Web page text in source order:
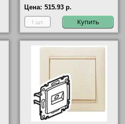
Цена: 515.93 р.
Купить